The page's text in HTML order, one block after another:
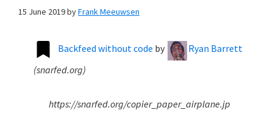
15 June 2019byFrank Meeuwsen
Backfeed without code by
Ryan Barrett
(snarfed.org)
https://snarfed.org/copier_paper_airplane.jp